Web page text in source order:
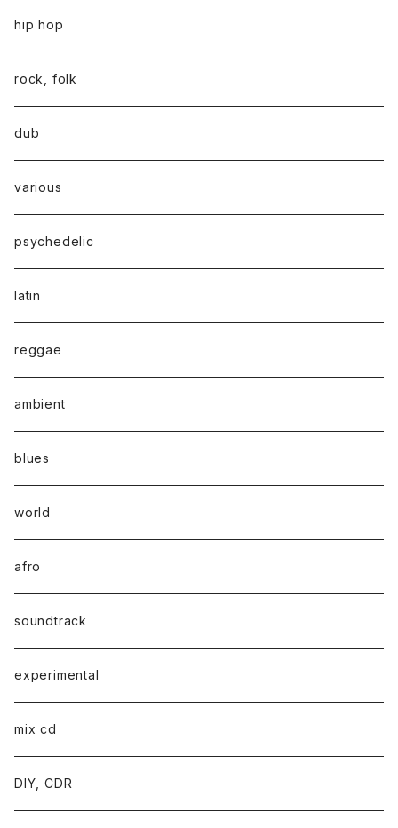
hip hop
rock, folk
dub
various
psychedelic
latin
reggae
ambient
blues
world
afro
soundtrack
experimental
mix cd
DIY, CDR